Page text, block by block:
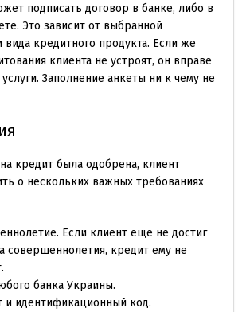
подписать договор в банке, либо в
Это зависит от выбранной
вида кредитного продукта. Если же
клиента не устроят, он вправе
услуги. Заполнение анкеты ни к чему не
кредит была одобрена, клиент
о нескольких важных требованиях
Если клиент еще не достиг
совершеннолетия, кредит ему не
банка Украины.
и идентификационный код.